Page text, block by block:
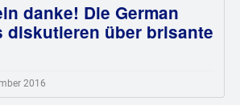
danke! Die German
diskutieren über brisante
2016